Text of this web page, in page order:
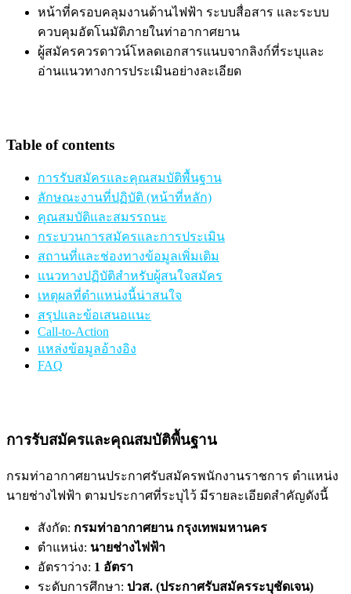
หน้าที่ครอบคลุมงานด้านไฟฟ้า ระบบสื่อสาร และระบบ
ควบคุมอัตโนมัติภายในท่าอากาศยาน
ผู้สมัครควรดาวน์โหลดเอกสารแนบจากลิงก์ที่ระบุและ
อ่านแนวทางการประเมินอย่างละเอียด
Table of contents
การรับสมัครและคุณสมบัติพื้นฐาน
ลักษณะงานที่ปฏิบัติ (หน้าที่หลัก)
คุณสมบัติและสมรรถนะ
กระบวนการสมัครและการประเมิน
สถานที่และช่องทางข้อมูลเพิ่มเติม
แนวทางปฏิบัติสำหรับผู้สนใจสมัคร
เหตุผลที่ตำแหน่งนี้น่าสนใจ
สรุปและข้อเสนอแนะ
Call-to-Action
แหล่งข้อมูลอ้างอิง
FAQ
การรับสมัครและคุณสมบัติพื้นฐาน
กรมท่าอากาศยานประกาศรับสมัครพนักงานราชการ ตำแหน่ง
นายช่างไฟฟ้า ตามประกาศที่ระบุไว้ มีรายละเอียดสำคัญดังนี้
สังกัด: กรมท่าอากาศยาน กรุงเทพมหานคร
ตำแหน่ง: นายช่างไฟฟ้า
อัตราว่าง: 1 อัตรา
ระดับการศึกษา: ปวส. (ประกาศรับสมัครระบุชัดเจน)